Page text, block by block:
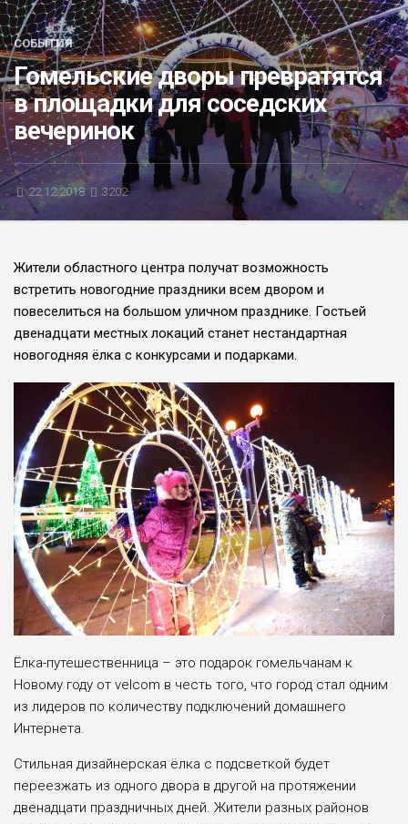
БЛИЦ-ОПРОС
АФИША
СОБЫТИЯ
Гомельские дворы превратятся
в площадки для соседских
вечеринок
22.12.2018 3202
Жители областного центра получат возможность
встретить новогодние праздники всем двором и
повеселиться на большом уличном празднике. Гостьей
двенадцати местных локаций станет нестандартная
новогодняя ёлка с конкурсами и подарками.
Ёлка-путешественница – это подарок гомельчанам к
Новому году от velcom в честь того, что город стал одним
из лидеров по количеству подключений домашнего
Интернета.
Стильная дизайнерская ёлка с подсветкой будет
переезжать из одного двора в другой на протяжении
двенадцати праздничных дней. Жители разных районов